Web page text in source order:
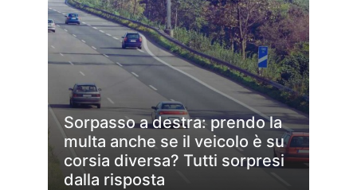
Sorpasso a destra: prendo la
multa anche se il veicolo è su
corsia diversa? Tutti sorpresi
dalla risposta